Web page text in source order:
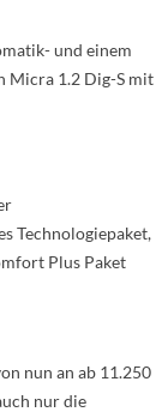
und einem
Micra 1.2 Dig-S mit
Technologiepaket,
Plus Paket
nun an ab 11.250
nur die